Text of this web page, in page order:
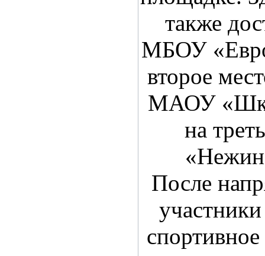
также
МБОУ
второе
МАОУ
на
После